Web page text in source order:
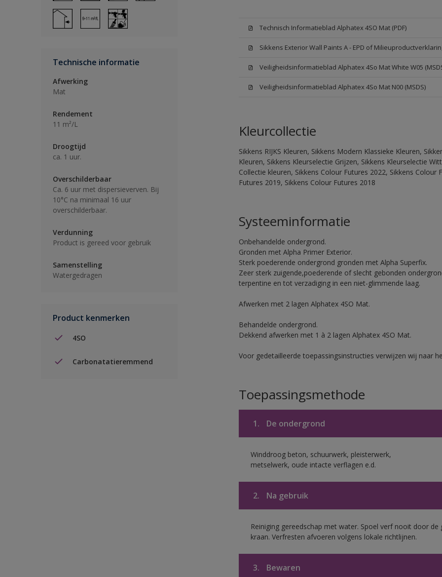
Technische informatie
Afwerking
Mat
Rendement
11 m²/L
Droogtijd
ca. 1 uur.
Overschilderbaar
Ca. 6 uur met dispersieverven. Bij
10°C na minimaal 16 uur
overschilderbaar.
Verdunning
Product is gereed voor gebruik
Samenstelling
Watergedragen
Product kenmerken
4SO
Carbonatatieremmend
Technisch Informatieblad Alphatex 4SO Mat (PDF)
Sikkens Exterior Wall Paints A - EPD of
Veiligheidsinformatieblad Alphatex 4So Mat White W05
Veiligheidsinformatieblad Alphatex 4So Mat N00 (MSDS)
Kleurcollectie
Sikkens RIJKS Kleuren, Sikkens Modern Klassieke Kleuren,
Kleuren, Sikkens Kleurselectie Grijzen, Sikkens Kleurselectie
Collectie kleuren, Sikkens Colour Futures 2022, Sikkens
Futures 2019, Sikkens Colour Futures 2018
Systeeminformatie
Onbehandelde ondergrond.
Gronden met Alpha Primer Exterior.
Sterk poederende ondergrond gronden met Alpha Superfix.
Zeer sterk zuigende,poederende of slecht gebonden
terpentine en tot verzadiging in een niet-glimmende laag.
Afwerken met 2 lagen Alphatex 4SO Mat.
Behandelde ondergrond.
Dekkend afwerken met 1 à 2 lagen Alphatex 4SO Mat.
Voor gedetailleerde toepassingsinstructies verwijzen wij naar
Toepassingsmethode
1. De ondergrond
Winddroog beton, schuurwerk, pleisterwerk,
metselwerk, oude intacte verflagen e.d.
2. Na gebruik
Reiniging gereedschap met water. Spoel verf nooit door
kraan. Verfresten afvoeren volgens lokale richtlijnen.
3. Bewaren